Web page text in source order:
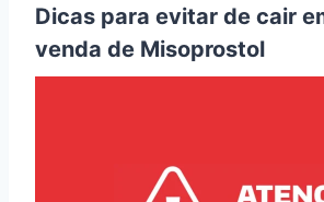
Dicas para evitar de cair
venda de Misoprostol